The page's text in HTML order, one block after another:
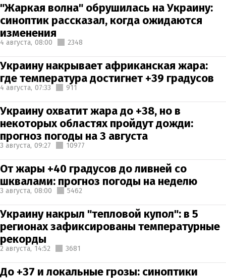
"Жаркая волна" обрушилась на Украину:
синоптик рассказал, когда ожидаются
изменения
4 августа, 08:00 2348
Украину накрывает африканская жара:
где температура достигнет +39 градусов
4 августа, 07:33 911
Украину охватит жара до +38, но в
некоторых областях пройдут дожди:
прогноз погоды на 3 августа
3 августа, 09:27 10977
От жары +40 градусов до ливней со
шквалами: прогноз погоды на неделю
3 августа, 08:00 5462
Украину накрыл "тепловой купол": в 5
регионах зафиксированы температурные
рекорды
2 августа, 14:52 3681
До +37 и локальные грозы: синоптики